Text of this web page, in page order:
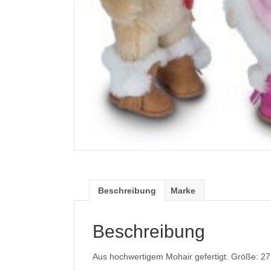
Beschreibung Marke
Beschreibung
Aus hochwertigem Mohair gefertigt. Größe: